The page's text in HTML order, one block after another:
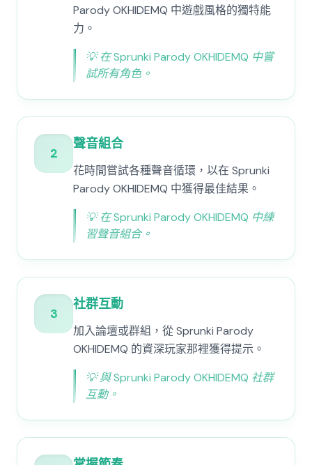
Parody OKHIDEMQ 中遊戲風格的獨特能
力。
💡在 Sprunki Parody OKHIDEMQ 中嘗
試所有角色。
2
聲音組合
花時間嘗試各種聲音循環，以在 Sprunki
Parody OKHIDEMQ 中獲得最佳結果。
💡在 Sprunki Parody OKHIDEMQ 中練
習聲音組合。
3
社群互動
加入論壇或群組，從 Sprunki Parody
OKHIDEMQ 的資深玩家那裡獲得提示。
💡與 Sprunki Parody OKHIDEMQ 社群
互動。